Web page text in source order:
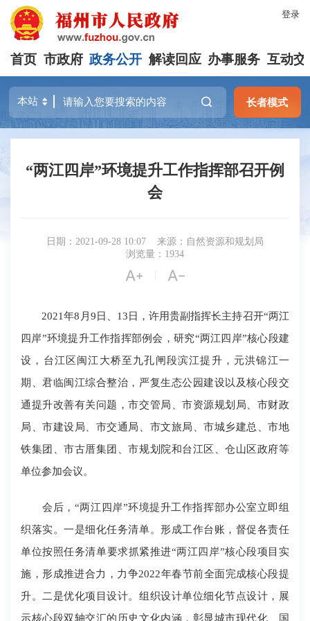
登录
首页 市政府 政务公开 解读回应 办事服务 互动交
长者模式
“两江四岸”环境提升工作指挥部召开例
会
日期：2021-09-28 10:07
来源：自然资源和规划局
浏览量：1934
 | 
2021年8月9日、13日，许用贵副指挥长主持召开“两江
四岸”环境提升工作指挥部例会，研究“两江四岸”核心段建
设，台江区闽江大桥至九孔闸段滨江提升，元洪锦江一
期、君临闽江综合整治，严复生态公园建设以及核心段交
通提升改善有关问题，市交管局、市资源规划局、市财政
局、市建设局、市交通局、市文旅局、市城乡建总、市地
铁集团、市古厝集团、市规划院和台江区、仓山区政府等
单位参加会议。
会后，“两江四岸”环境提升工作指挥部办公室立即组
织落实。一是细化任务清单。形成工作台账，督促各责任
单位按照任务清单要求抓紧推进“两江四岸”核心段项目实
施，形成推进合力，力争2022年春节前全面完成核心段提
升。二是优化项目设计。组织设计单位细化节点设计，展
示核心段双轴交汇的历史文化内涵，彰显城市现代化、国